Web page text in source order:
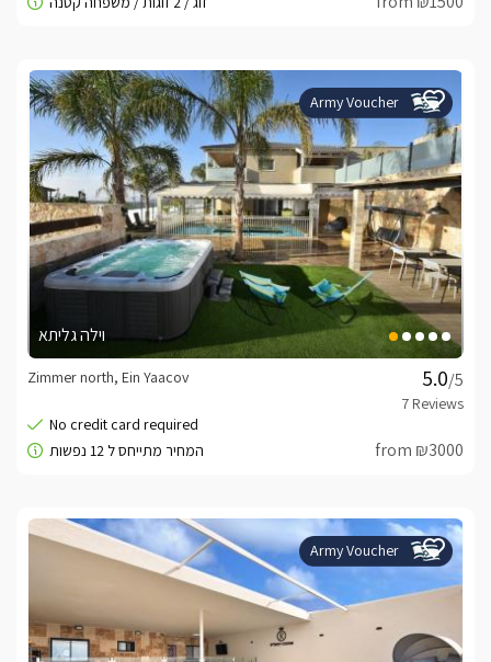
Army Voucher
וילה גליתא
/5
Zimmer north, Ein Yaacov
from ₪3000
Army Voucher